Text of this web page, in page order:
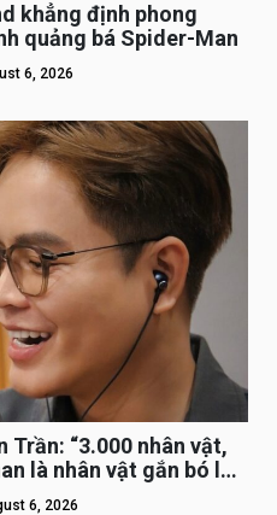
khẳng định phong
quảng bá Spider-Man
6, 2026
Trần: “3.000 nhân vật,
là nhân vật gắn bó lâu
6, 2026